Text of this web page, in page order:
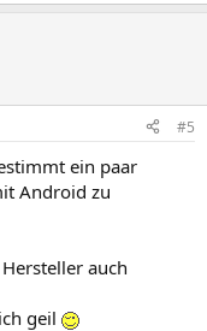
#5
ein paar
Android zu
auch
geil